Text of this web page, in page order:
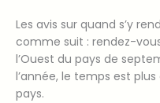
Les avis sur quand s’y
comme suit : rendez-
l’Ouest du pays de
l’année, le temps est
pays.